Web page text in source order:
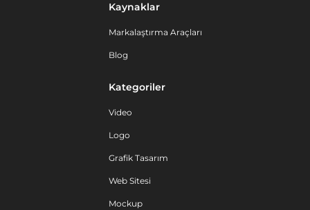
Kaynaklar
Markalaştırma Araçları
Blog
Kategoriler
Video
Logo
Grafik Tasarım
Web Sitesi
Mockup